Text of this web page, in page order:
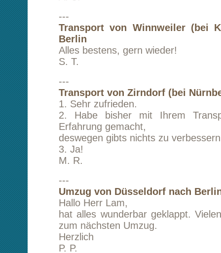
weiterempfohlen und werden dies natürlich
tun.
Mit freundlichen Grüßen
Y. u. F.
Die Beiladung von Berlin nach München
verlaufen und ich bin sehr zufrieden mit
Abwicklung und werde Ihr
beauftragen und weiterempfehlen.
Mit freundlichen Grüßen und vielen Dank.
I. E.
Transport von Siegen nach Hamburg
in Aussicht gestellt, war ich doch
gute Kommunikation, alles lief flüssig ab und
eine Spedition war's ohnehin mit der
T. W.
Transport von London (Großbritannien)